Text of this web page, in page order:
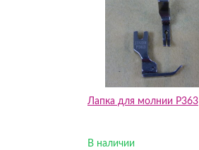
Лапка для молнии P363
В наличии